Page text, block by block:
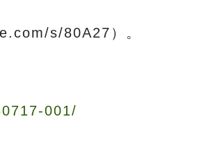
s/80A27）。
001/